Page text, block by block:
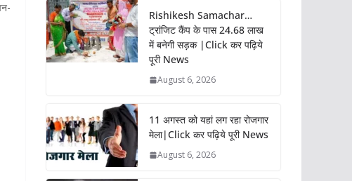
Rishikesh Samachar…
ट्रांजिट कैंप के पास 24.68 लाख
में बनेगी सड़क |Click कर पढ़िये
पूरी News
August 6, 2026
11 अगस्त को यहां लग रहा रोजगार
मेला|Click कर पढ़िये पूरी News
August 6, 2026